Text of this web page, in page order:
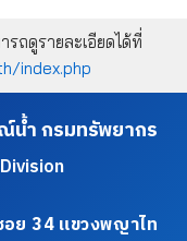
ถดูรายละเอียดได้ที่
index.php
น้ำ กรมทรัพยากร
ย 34 แขวงพญาไท